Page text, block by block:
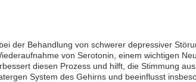
der Behandlung von schwerer depressiver
von Serotonin, einem wichtigen
diesen Prozess und hilft, die Stimmung
System des Gehirns und beeinflusst